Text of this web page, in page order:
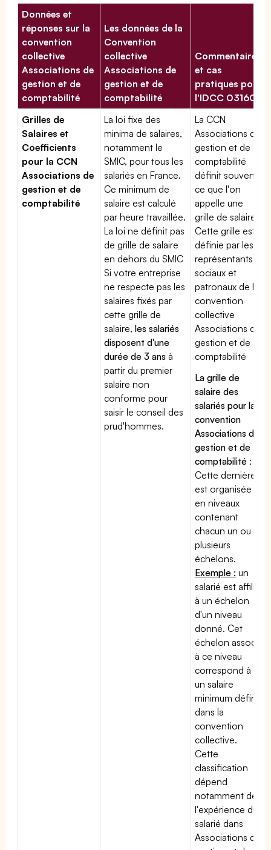
Données et
réponses sur la
convention
collective
Associations de
gestion et de
comptabilité
Les données de la
Convention
collective
Associations de
gestion et de
comptabilité
Commentaires
et cas
pratiques pour
l'IDCC 03160
Grilles de
Salaires et
Coefficients
pour la CCN
Associations de
gestion et de
comptabilité
La loi fixe des
minima de salaires,
notamment le
SMIC, pour tous les
salariés en France.
Ce minimum de
salaire est calculé
par heure travaillée.
La loi ne définit pas
de grille de salaire
en dehors du SMIC
Si votre entreprise
ne respecte pas les
salaires fixés par
cette grille de
salaire,les salariés
disposent d'une
durée de 3 ans à
partir du premier
salaire non
conforme pour
saisir le conseil des
prud'hommes.
La CCN
Associations de
gestion et de
comptabilité
définit souvent
ce que l'on
appelle une
grille de salaires.
Cette grille est
définie par les
représentants
sociaux et
patronaux de la
convention
collective
Associations de
gestion et de
comptabilité
La grille de
salaire des
salariés pour la
convention
Associations de
gestion et de
comptabilité :
Cette dernière
est organisée
en niveaux
contenant
chacun un ou
plusieurs
échelons.
Exemple : un
salarié est affilié
à un échelon
d'un niveau
donné. Cet
échelon associé
à ce niveau
correspond à
un salaire
minimum défini
dans la
convention
collective.
Cette
classification
dépend
notamment de
l'expérience du
salarié dans
Associations de